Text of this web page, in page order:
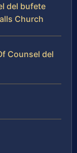
del bufete
Church
Counsel del